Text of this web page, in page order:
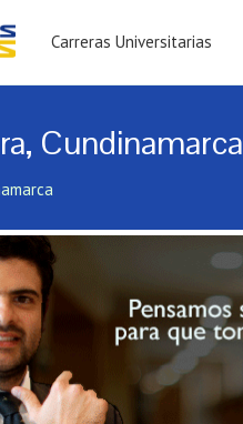
Carreras Universitarias
Cundinamarca